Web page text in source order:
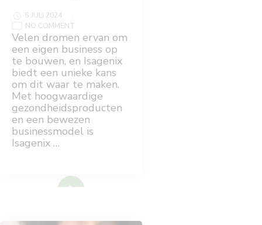
5 JULI 2024
NO COMMENT
EEN
BUSINESS
OPBOUWEN
MET
ISAGENIX
Velen dromen ervan om
een eigen business op
te bouwen, en Isagenix
biedt een unieke kans
om dit waar te maken.
Met hoogwaardige
gezondheidsproducten
en een bewezen
businessmodel is
Isagenix …